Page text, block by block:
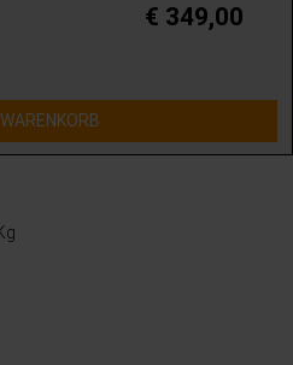
€ 349,00
WARENKORB